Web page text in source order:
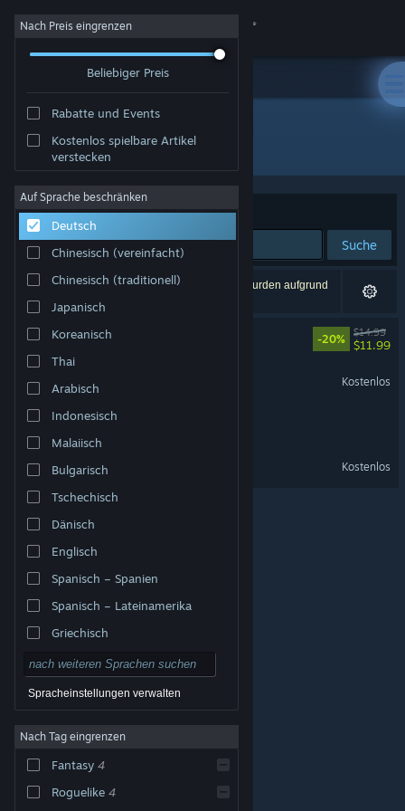
Anmelden
Info
Support
Sprache ändern
Steam-Mobile-App herunterladen
Desktopversion anzeigen
© Valve Corporation. Alle Rechte vorbehalten. Alle
USA und anderen Ländern.
Rechtliches
Barrierefreiheit
Nutzungsvertrag
Nach Preis eingrenzen
Beliebiger Preis
Rabatte und Events
Kostenlos spielbare Artikel
verstecken
Auf Sprache beschränken
Deutsch
Chinesisch (vereinfacht)
Chinesisch (traditionell)
Japanisch
Koreanisch
Thai
Arabisch
Indonesisch
Malaiisch
Bulgarisch
Tschechisch
Dänisch
Englisch
Spanisch – Spanien
Spanisch – Lateinamerika
Griechisch
Spracheinstellungen verwalten
Nach Tag eingrenzen
Fantasy 4
Roguelike 4
Entwickler: PlayWithFurcifer
Sortieren nach Relevanz
Suche
4 Ergebnisse entsprechen Ihrer Suche. 2 Titel wurden aufgrund
Ihrer Einstellungen ausgeschlossen.
-20%
$14.99
$11.99
Kostenlos
Kostenlos